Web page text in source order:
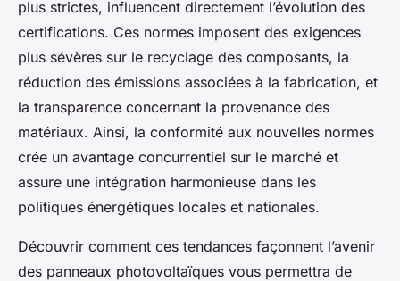
plus strictes, influencent directement l’évolution des
certifications. Ces normes imposent des exigences
plus sévères sur le recyclage des composants, la
réduction des émissions associées à la fabrication, et
la transparence concernant la provenance des
matériaux. Ainsi, la conformité aux nouvelles normes
crée un avantage concurrentiel sur le marché et
assure une intégration harmonieuse dans les
politiques énergétiques locales et nationales.
Découvrir comment ces tendances façonnent l’avenir
des panneaux photovoltaïques vous permettra de